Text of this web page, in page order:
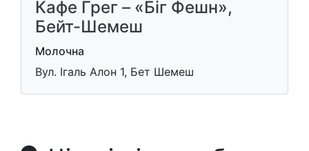
Кафе Грег – «Біг Фешн»,
Бейт-Шемеш
Молочна
Вул. Ігаль Алон 1, Бет Шемеш